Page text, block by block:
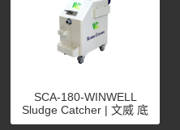
SCA-180-WINWELL
Sludge Catcher | 文威 底
泥回收機 SCA系列